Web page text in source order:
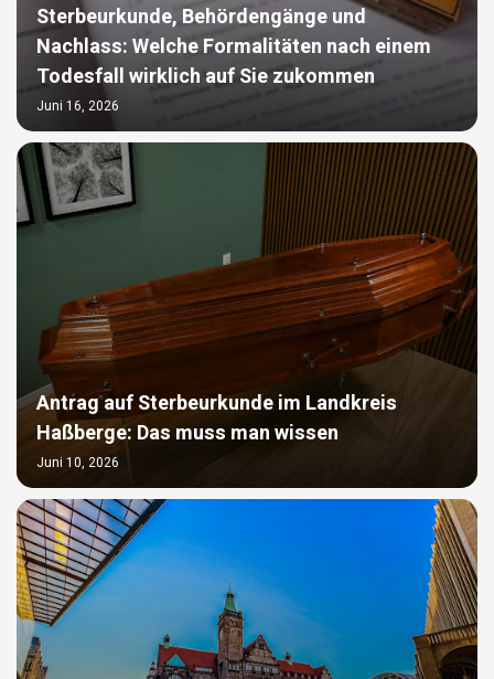
Sterbeurkunde, Behördengänge und
Nachlass: Welche Formalitäten nach einem
Todesfall wirklich auf Sie zukommen
Juni 16, 2026
Antrag auf Sterbeurkunde im Landkreis
Haßberge: Das muss man wissen
Juni 10, 2026